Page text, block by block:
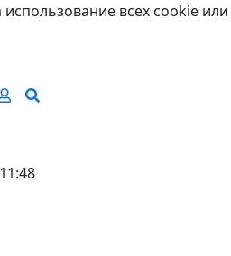
всех cookie или